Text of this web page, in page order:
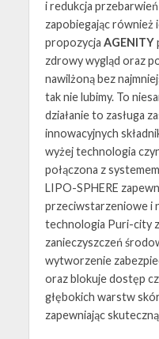
i redukcja
zapobiegając również
propozycja AGENITY
zdrowy wygląd oraz
nawilżoną bez
tak nie lubimy. To
działanie to zasługa
innowacyjnych
wyżej technologia
połączona z
LIPO-SPHERE
przeciwstarzeniowe i
technologia Puri-city
zanieczyszczeń
wytworzenie
oraz blokuje dostęp
głębokich warstw
zapewniając